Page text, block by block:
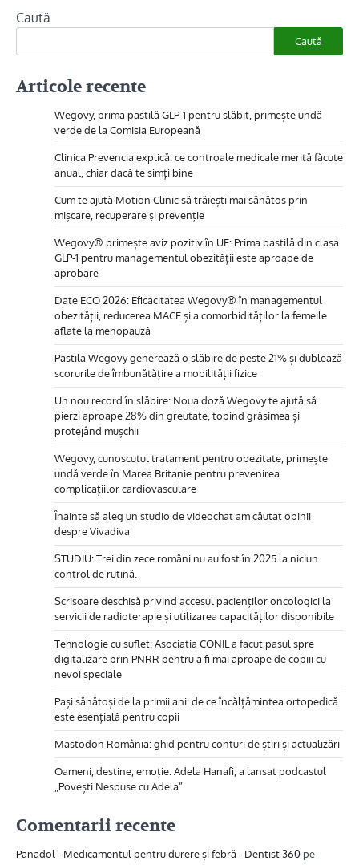
Caută
Caută
Articole recente
Wegovy, prima pastilă GLP-1 pentru slăbit, primește undă
verde de la Comisia Europeană
Clinica Prevencia explică: ce controale medicale merită făcute
anual, chiar dacă te simți bine
Cum te ajută Motion Clinic să trăiești mai sănătos prin
mișcare, recuperare și prevenție
Wegovy® primește aviz pozitiv în UE: Prima pastilă din clasa
GLP-1 pentru managementul obezității este aproape de
aprobare
Date ECO 2026: Eficacitatea Wegovy® în managementul
obezității, reducerea MACE și a comorbidităților la femeile
aflate la menopauză
Pastila Wegovy generează o slăbire de peste 21% și dublează
scorurile de îmbunătățire a mobilității fizice
Un nou record în slăbire: Noua doză Wegovy te ajută să
pierzi aproape 28% din greutate, topind grăsimea și
protejând mușchii
Wegovy, cunoscutul tratament pentru obezitate, primește
undă verde în Marea Britanie pentru prevenirea
complicațiilor cardiovasculare
Înainte să aleg un studio de videochat am căutat opinii
despre Vivadiva
STUDIU: Trei din zece români nu au fost în 2025 la niciun
control de rutină.
Scrisoare deschisă privind accesul pacienților oncologici la
servicii de radioterapie și utilizarea capacităților disponibile
Tehnologie cu suflet: Asociatia CONIL a facut pasul spre
digitalizare prin PNRR pentru a fi mai aproape de copiii cu
nevoi speciale
Pași sănătoși de la primii ani: de ce încălțămintea ortopedică
este esențială pentru copii
Mastodon România: ghid pentru conturi de știri și actualizări
Oameni, destine, emoție: Adela Hanafi, a lansat podcastul
„Povești Nespuse cu Adela”
Comentarii recente
Panadol - Medicamentul pentru durere și febră - Dentist 360 pe